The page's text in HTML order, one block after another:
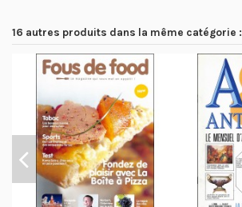
16 autres produits dans la même catégorie :